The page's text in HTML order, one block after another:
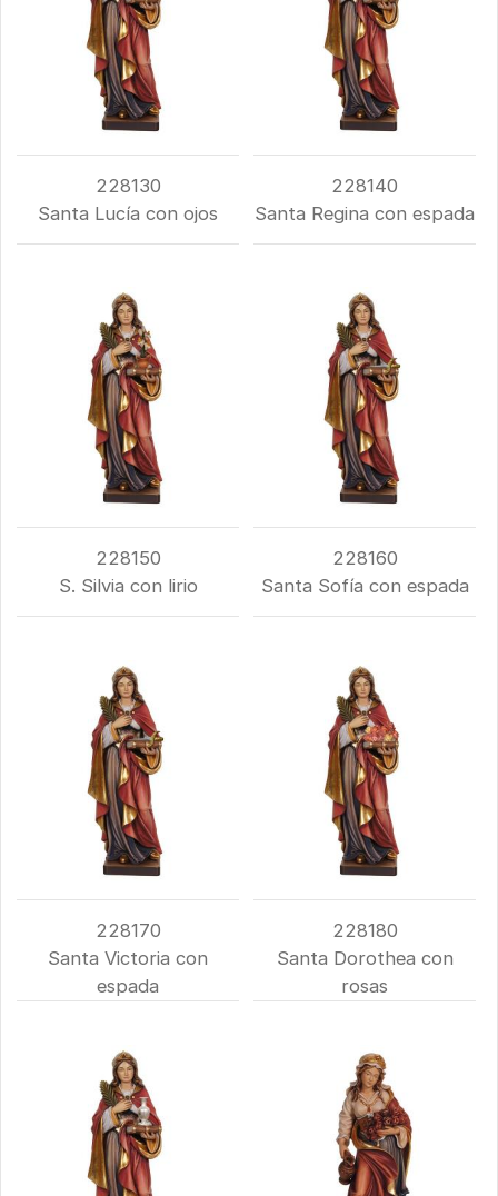
228130
Santa Lucía con ojos
228140
Santa Regina con espada
228150
S. Silvia con lirio
228160
Santa Sofía con espada
228170
Santa Victoria con
espada
228180
Santa Dorothea con
rosas